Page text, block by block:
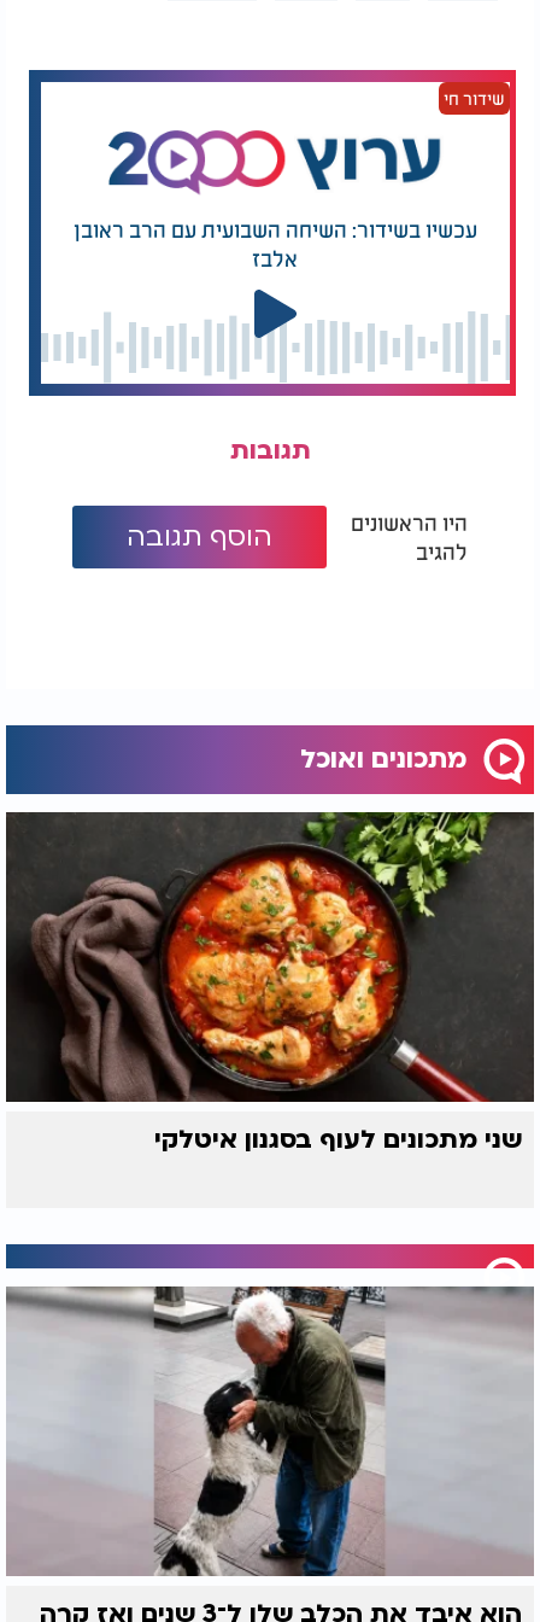
• את הקינואה המבושלת
עיצוב הקציצות:
יוצרים קציצות ומניחים בתבנית מרופדת בנייר אפייה.
• מורחים מעט שמן זית על התבנית
• מניחים את הקציצות
• אופים בתנור שחומם מראש ל-200 מעלות כ-25-30 דקות, עד
שידור חי
עכשיו בשידור: השיחה השבועית עם הרב ראובן
אלבז
תגובות
היו הראשונים
להגיב
הוסף תגובה
מתכונים ואוכל
שני מתכונים לעוף בסגנון איטלקי
הוא איבד את הכלב שלו ל־3 שנים ואז קרה